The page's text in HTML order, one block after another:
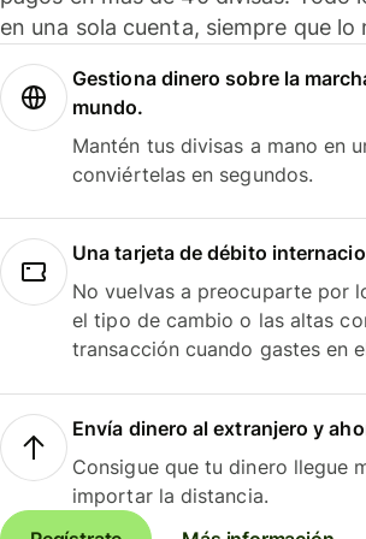
en una sola cuenta, siempre que lo
Gestiona dinero sobre la
mundo.
Mantén tus divisas a mano en
conviértelas en segundos.
Una tarjeta de débito
No vuelvas a preocuparte por
el tipo de cambio o las altas
transacción cuando gastes en
Envía dinero al extranjero y
Consigue que tu dinero llegue
importar la distancia.